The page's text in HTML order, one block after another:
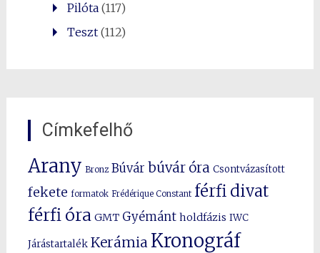
Pilóta(117)
Teszt(112)
Címkefelhő
Arany Bronz Búvár búvár óra Csontvázasított
fekete formatok Frédérique Constant férfi divat
férfi óra GMT Gyémánt holdfázis IWC
Járástartalék Kerámia Kronográf